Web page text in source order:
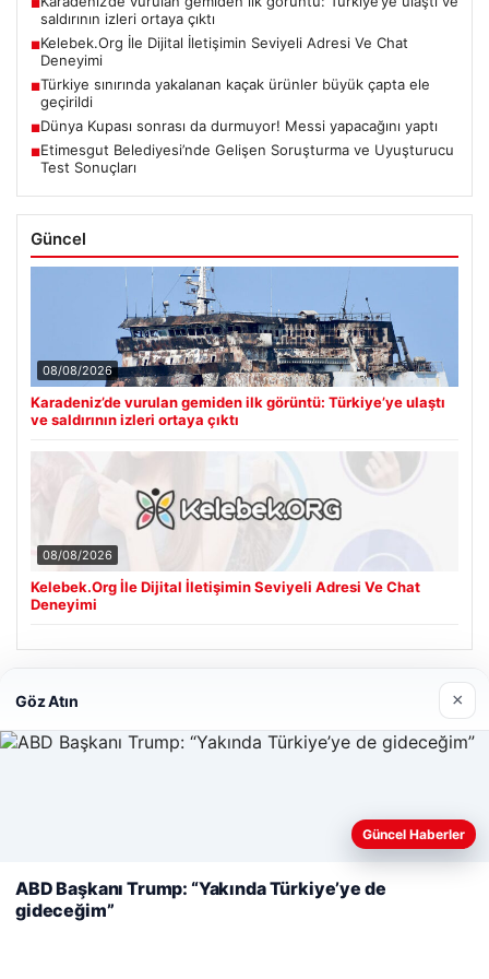
■
saldırının izleri ortaya çıktı
■Kelebek.Org İle Dijital İletişimin Seviyeli Adresi Ve Chat
Deneyimi
■Türkiye sınırında yakalanan kaçak ürünler büyük çapta ele
geçirildi
■Dünya Kupası sonrası da durmuyor! Messi yapacağını yaptı
■Etimesgut Belediyesi’nde Gelişen Soruşturma ve Uyuşturucu
Test Sonuçları
Güncel
08/08/2026
Karadeniz’de vurulan gemiden ilk görüntü: Türkiye’ye ulaştı
ve saldırının izleri ortaya çıktı
08/08/2026
Kelebek.Org İle Dijital İletişimin Seviyeli Adresi Ve Chat
Deneyimi
Son Eklenen Firmalar
Cengiz Sigorta
Web sitemizi nasıl kullandığınızı daha iyi anlayabilmek,
kullanıyoruz.
Çerez Politikamız
Reddet
Göz Atın ×
Güncel Haberler
ABD Başkanı Trump: “Yakında Türkiye’ye de
gideceğim”